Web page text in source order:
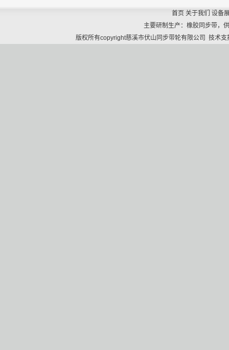
首页 关于我们 设备
主要研制生产：橡胶同步带，
版权所有copyright慈溪市伏山同步带轮有限公司 技术